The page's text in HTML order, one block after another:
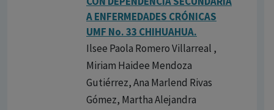
A ENFERMEDADES CRÓNICAS
UMF No. 33 CHIHUAHUA.
Ilsee Paola Romero Villarreal ,
Miriam Haidee Mendoza
Gutiérrez, Ana Marlend Rivas
Gómez, Martha Alejandra